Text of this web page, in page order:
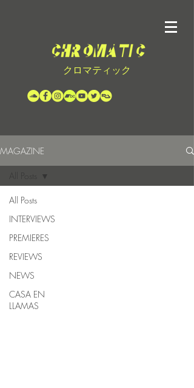
クロマティック
MAGAZINE
All Posts
INTERVIEWS
PREMIERES
REVIEWS
NEWS
CASA EN
LLAMAS